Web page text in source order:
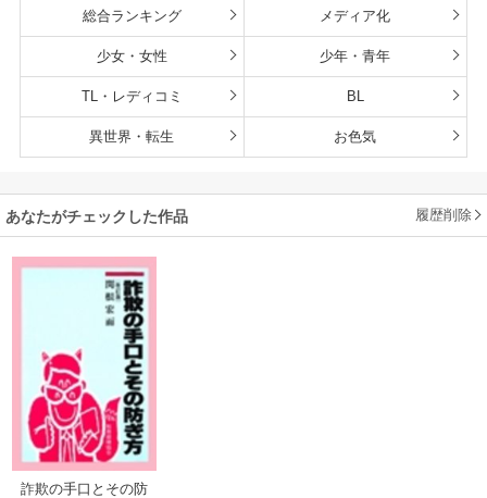
総合ランキング メディア化
少女・女性 少年・青年
TL・レディコミ BL
異世界・転生 お色気
あなたがチェックした作品 履歴削除
詐欺の手口とその防